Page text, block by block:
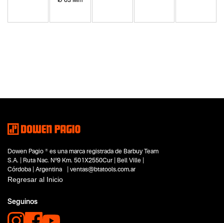
Segmentos - pendiente
Capacidad
No items found.
Funcion o uso
No items found.
Tecnologia
Dowen Pagio ® es una marca registrada de Barbuy Team
S.A. | Ruta Nac. Nº9 Km. 501X2550Cur | Bell Ville |
Córdoba | Argentina | ventas@btatools.com.ar
Regresar al Inicio
Seguinos